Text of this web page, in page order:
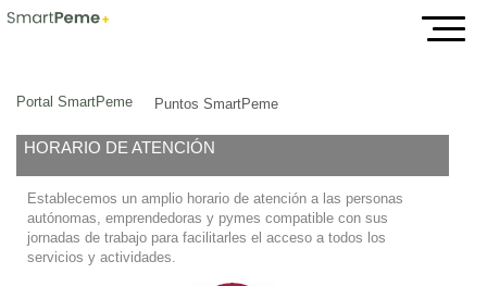
Puntos SmartPeme
Portal SmartPeme Puntos SmartPeme
HORARIO DE ATENCIÓN
Establecemos un amplio horario de atención a las personas
autónomas, emprendedoras y pymes compatible con sus
jornadas de trabajo para facilitarles el acceso a todos los
servicios y actividades.